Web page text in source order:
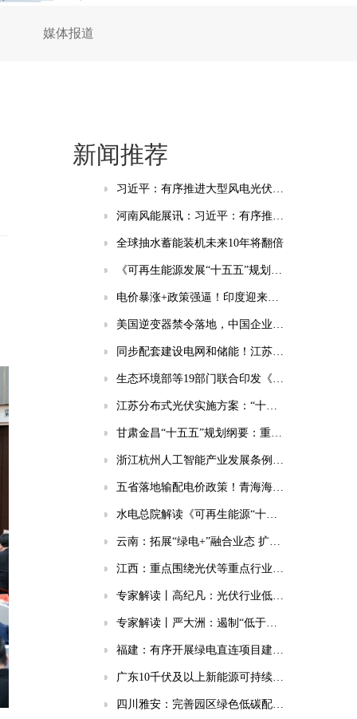
媒体报道
新闻推荐
习近平：有序推进大型风电光伏基地和电力外送通道规划建设，加快重点行业清洁能源替代
河南风能展讯：习近平：有序推进大型风电光伏基地和电力外送通道规划建设，加快重点行业清洁能源替代
全球抽水蓄能装机未来10年将翻倍
《可再生能源发展“十五五”规划》为五类企业带来新机遇！
电价暴涨+政策强逼！印度迎来千亿级储能市场风口
美国逆变器禁令落地，中国企业将面临哪些挑战？
同步配套建设电网和储能！江苏印发分布式光伏发展实施方案（2026-2030年）
生态环境部等19部门联合印发《国家应对气候变化“十五五”规划》
江苏分布式光伏实施方案：“十五五”新增56GW、新建厂房100%安装
甘肃金昌“十五五”规划纲要：重点实施10GWh共享储能电站等项目
浙江杭州人工智能产业发展条例：强化电源/电网/负荷/储能协同，推动城市供电可靠性符合算力设施标准
五省落地输配电价政策！青海海南福建明确独立储能放电退减输配电费！
水电总院解读《可再生能源“十五五”规划》（风电篇）
云南：拓展“绿电+”融合业态 扩大绿电直连规模
江西：重点围绕光伏等重点行业领域 优先布局建设省碳计量中心
专家解读丨高纪凡：光伏行业低价恶性竞争对企业、行业、终端用户的三重伤害
专家解读丨严大洲：遏制“低于成本销售”，助中国光伏高质量发展
福建：有序开展绿电直连项目建设工作
广东10千伏及以上新能源可持续发展价格结算机制存量项目清单公布
四川雅安：完善园区绿色低碳配套体系，部署绿电直连、集中储能、分布式光伏等降碳设施